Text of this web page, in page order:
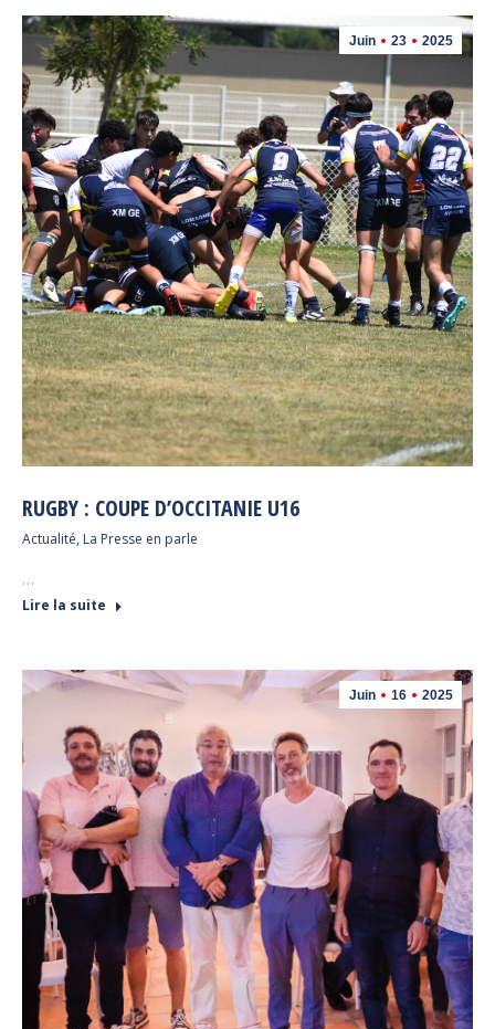
Juin 23 2025
RUGBY : COUPE D’OCCITANIE U16
Actualité, La Presse en parle
…
Lire la suite
Juin 16 2025